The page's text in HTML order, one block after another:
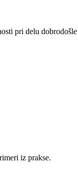
pri delu dobrodošle
iz prakse.